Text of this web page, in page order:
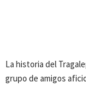
La historia del
grupo de amigos